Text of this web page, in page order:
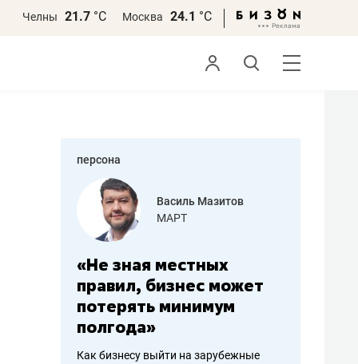
Челны 21.7 °С Москва 24.1 °С
персона
Василь Мазитов
МАРТ
«Не зная местных
правил, бизнес может
потерять минимум
полгода»
Как бизнесу выйти на зарубежные